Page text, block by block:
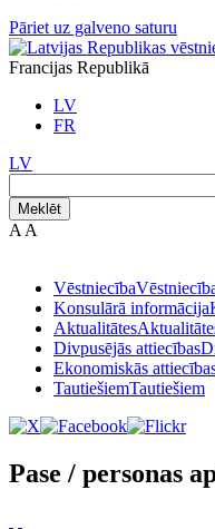
Pāriet uz galveno saturu
Francijas Republikā
LV
FR
LV
Meklēt
A A
Vēstniecība
Konsulārā informācija
Aktualitātes
Divpusējās attiecības
Ekonomiskās
TautiešiemTautiešiem
Pase / personas